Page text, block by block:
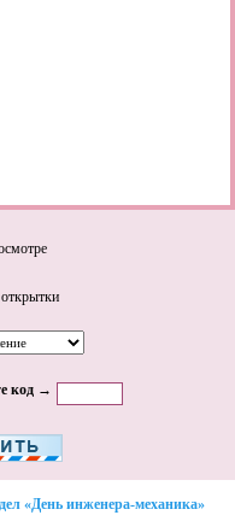
код →
«День инженера-механика»